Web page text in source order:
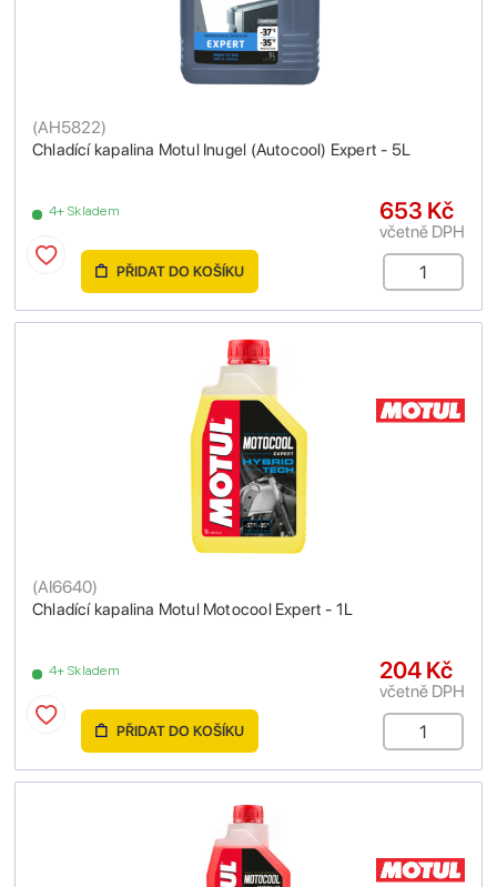
Chladící kapalina Motul Inugel (Autocool) Expert - 5L
(AH5822)
4+ Skladem 653 Kč
včetně DPH
PŘIDAT DO KOŠÍKU
Chladící kapalina Motul Motocool Expert - 1L
(AI6640)
4+ Skladem 204 Kč
včetně DPH
PŘIDAT DO KOŠÍKU